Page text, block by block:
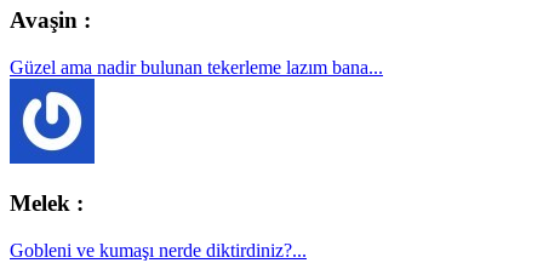
Avaşin :
Güzel ama nadir bulunan tekerleme lazım bana...
Melek :
Gobleni ve kumaşı nerde diktirdiniz?...